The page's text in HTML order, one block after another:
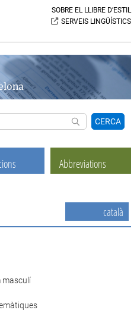
SOBRE EL LLIBRE D’ESTIL
SERVEIS LINGÜÍSTICS
CERCA
Abbreviations
català
masculí